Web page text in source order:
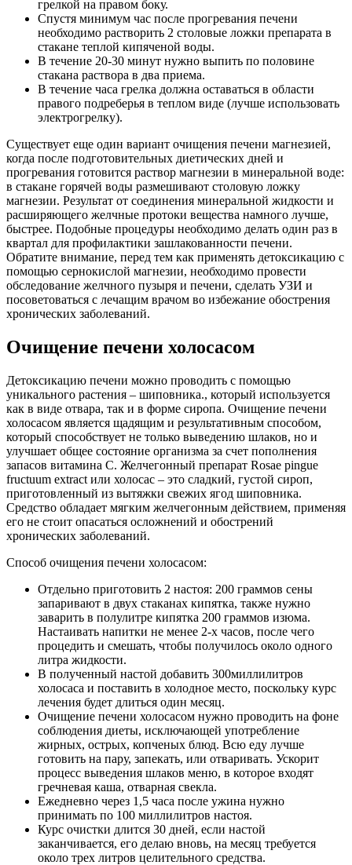
грелкой на правом боку.
Спустя минимум час после прогревания печени
необходимо растворить 2 столовые ложки препарата в
стакане теплой кипяченой воды.
В течение 20-30 минут нужно выпить по половине
стакана раствора в два приема.
В течение часа грелка должна оставаться в области
правого подреберья в теплом виде (лучше использовать
электрогрелку).
Существует еще один вариант очищения печени магнезией,
когда после подготовительных диетических дней и
прогревания готовится раствор магнезии в минеральной воде:
в стакане горячей воды размешивают столовую ложку
магнезии. Результат от соединения минеральной жидкости и
расширяющего желчные протоки вещества намного лучше,
быстрее. Подобные процедуры необходимо делать один раз в
квартал для профилактики зашлакованности печени.
Обратите внимание, перед тем как применять детоксикацию с
помощью сернокислой магнезии, необходимо провести
обследование желчного пузыря и печени, сделать УЗИ и
посоветоваться с лечащим врачом во избежание обострения
хронических заболеваний.
Очищение печени холосасом
Детоксикацию печени можно проводить с помощью
уникального растения – шиповника., который используется
как в виде отвара, так и в форме сиропа. Очищение печени
холосасом является щадящим и результативным способом,
который способствует не только выведению шлаков, но и
улучшает общее состояние организма за счет пополнения
запасов витамина С. Желчегонный препарат Rosae pingue
fructuum extract или холосас – это сладкий, густой сироп,
приготовленный из вытяжки свежих ягод шиповника.
Средство обладает мягким желчегонным действием, применяя
его не стоит опасаться осложнений и обострений
хронических заболеваний.
Способ очищения печени холосасом:
Отдельно приготовить 2 настоя: 200 граммов сены
запаривают в двух стаканах кипятка, также нужно
заварить в полулитре кипятка 200 граммов изюма.
Настаивать напитки не менее 2-х часов, после чего
процедить и смешать, чтобы получилось около одного
литра жидкости.
В полученный настой добавить 300миллилитров
холосаса и поставить в холодное место, поскольку курс
лечения будет длиться один месяц.
Очищение печени холосасом нужно проводить на фоне
соблюдения диеты, исключающей употребление
жирных, острых, копченых блюд. Всю еду лучше
готовить на пару, запекать, или отваривать. Ускорит
процесс выведения шлаков меню, в которое входят
гречневая каша, отварная свекла.
Ежедневно через 1,5 часа после ужина нужно
принимать по 100 миллилитров настоя.
Курс очистки длится 30 дней, если настой
заканчивается, его делаю вновь, на месяц требуется
около трех литров целительного средства.